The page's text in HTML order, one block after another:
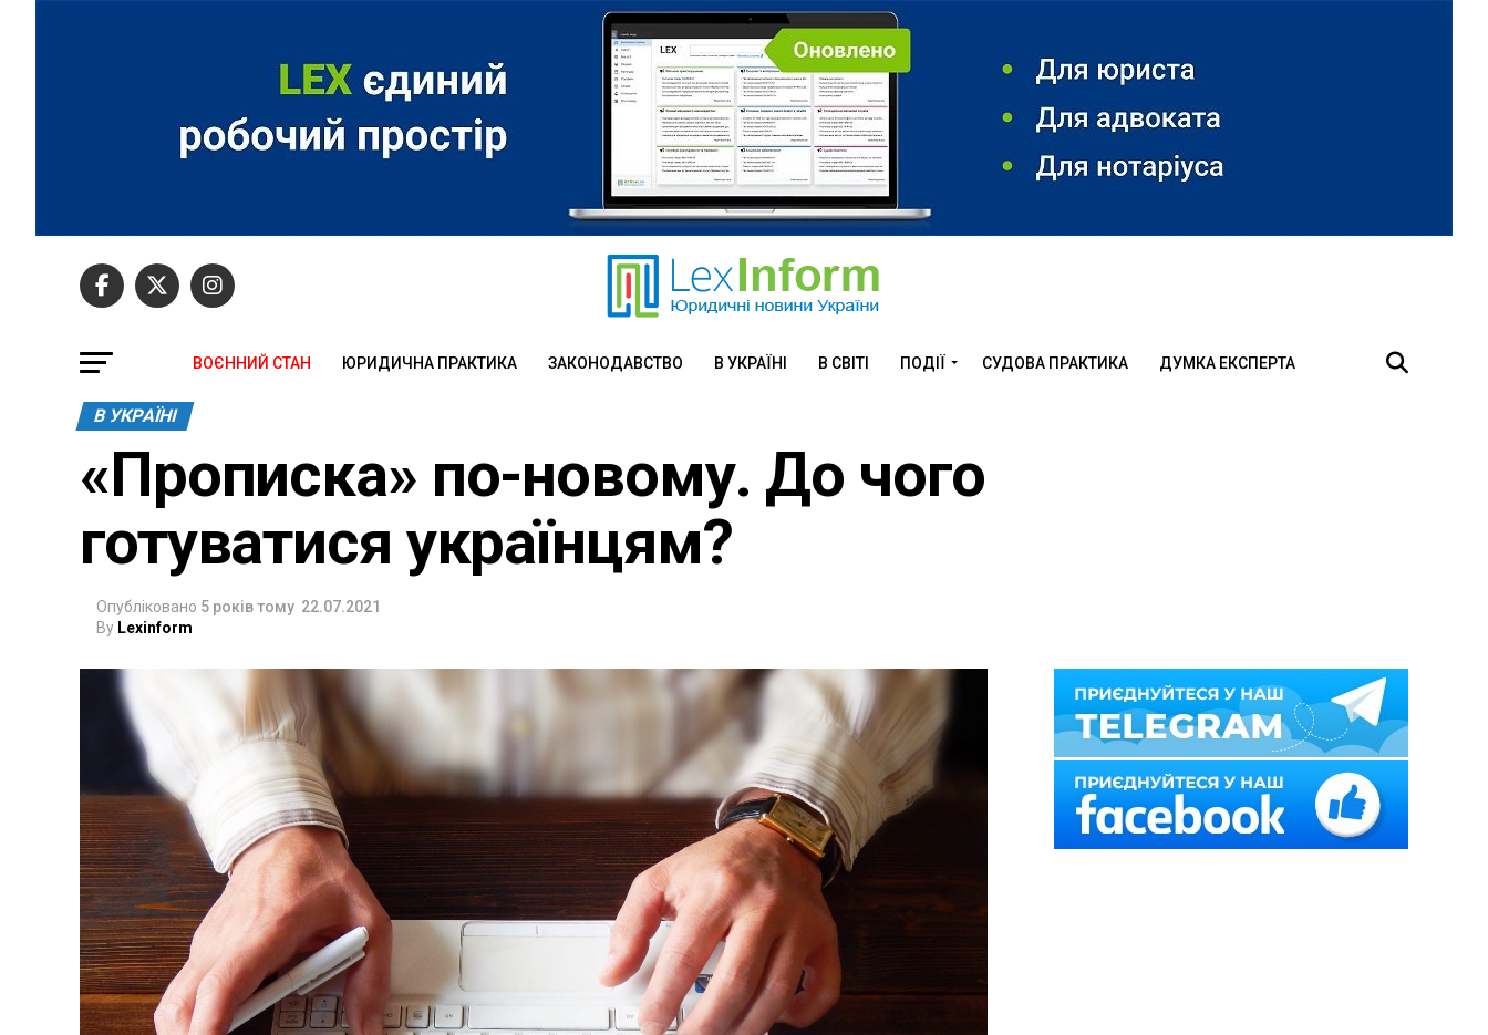
ВОЄННИЙ СТАН ЮРИДИЧНА ПРАКТИКА ЗАКОНОДАВСТВО В УКРАЇНІ В СВІТІ ПОДІЇ СУДОВА ПРАКТИКА ДУМКА ЕКСПЕРТА
В УКРАЇНІ
«Прописка» по-новому. До чого
готуватися українцям?
Опубліковано 5 років тому 22.07.2021
By Lexinform